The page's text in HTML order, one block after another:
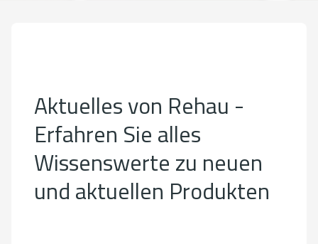
Aktuelles von Rehau -
Erfahren Sie alles
Wissenswerte zu neuen
und aktuellen Produkten